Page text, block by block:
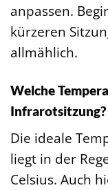
anpassen.
kürzeren
allmählich.
Welche
Infrarotsitzung?
Die ideale
liegt in der
Celsius. Auch